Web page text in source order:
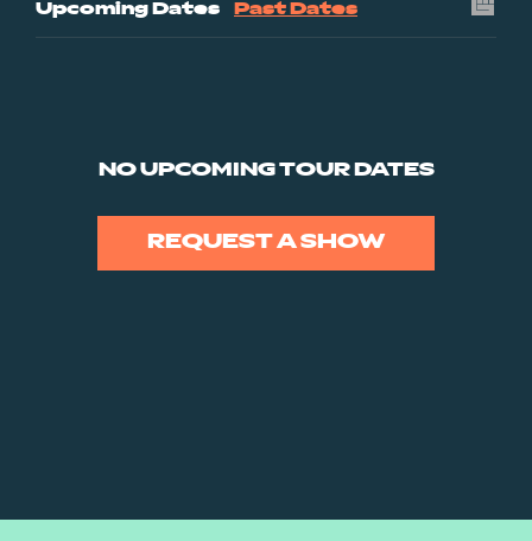
Upcoming Dates Past Dates
NO UPCOMING TOUR DATES
REQUEST A SHOW